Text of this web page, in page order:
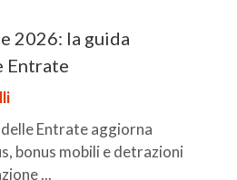
2026: la guida
Entrate
Entrate aggiorna
bonus mobili e detrazioni
...